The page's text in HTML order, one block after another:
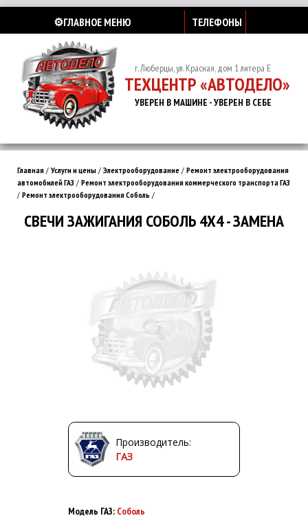
⚙️ГЛАВНОЕ МЕНЮ ТЕЛЕФОНЫ
г. Люберцы, ул. Красная, дом 1 литера Е
ТЕХЦЕНТР «АВТОДЕЛО»
УВЕРЕН В МАШИНЕ - УВЕРЕН В СЕБЕ
Главная / Услуги и цены / Электрооборудование / Ремонт электрооборудования
автомобилей ГАЗ / Ремонт электрооборудования коммерческого транспорта ГАЗ
/ Ремонт электрооборудования Соболь /
СВЕЧИ ЗАЖИГАНИЯ СОБОЛЬ 4Х4 - ЗАМЕНА
Производитель:
ГАЗ
Модель ГАЗ: Соболь